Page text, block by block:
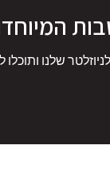
שלנו ותוכלו